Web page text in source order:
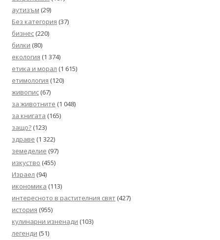
аутизъм (29)
Без категория (37)
бизнес (220)
билки (80)
екология (1 374)
етика и морал (1 615)
етимология (120)
живопис (67)
за животните (1 048)
за книгата (165)
защо? (123)
здраве (1 322)
земеделие (97)
изкуство (455)
Израел (94)
икономика (113)
интересното в растителния свят (427)
история (955)
кулинарни изненади (103)
легенди (51)